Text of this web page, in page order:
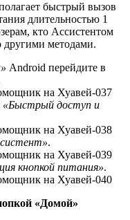
быстрый вызов
длительностью 1
кто Ассистентом
другими методами.
Android перейдите в
«Быстрый доступ и
.
кнопкой питания».
«Домой»